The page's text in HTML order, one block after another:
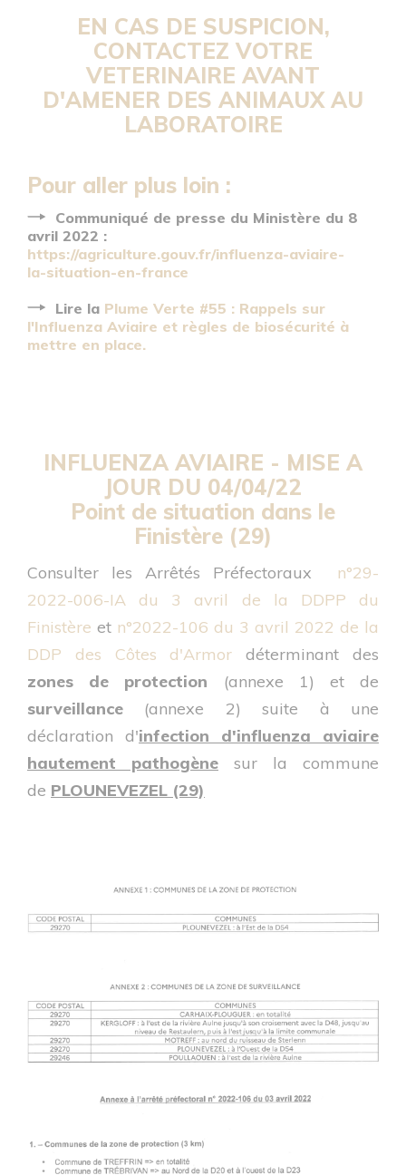
EN CAS DE SUSPICION,
CONTACTEZ VOTRE
VETERINAIRE AVANT
D'AMENER DES ANIMAUX AU
LABORATOIRE
Pour aller plus loin :
Communiqué de presse du Ministère du 8
avril 2022 :
https://agriculture.gouv.fr/influenza-aviaire-
la-situation-en-france
Lire la Plume Verte #55 : Rappels sur
l'Influenza Aviaire et règles de biosécurité à
mettre en place.
INFLUENZA AVIAIRE - MISE A
JOUR DU 04/04/22
Point de situation dans le
Finistère (29)
Consulter les Arrêtés Préfectoraux
n°29-
2022-006-IA du 3 avril de la DDPP du
Finistère et n°2022-106 du 3 avril 2022 de la
DDP des Côtes d'Armordéterminant des
zones de protection (annexe 1) et de
surveillance (annexe 2) suite à une
déclaration d'infection d'influenza aviaire
hautement pathogène sur la commune
de PLOUNEVEZEL (29)